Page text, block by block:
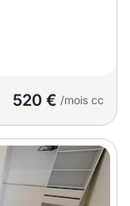
520 € /mois cc